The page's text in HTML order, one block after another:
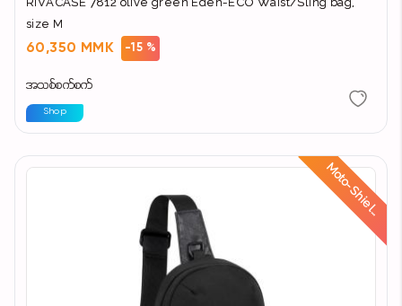
RIVACASE 7812 olive green Eden-ECO Waist/Sling bag,
size M
60,350 MMK -15 %
အသစ်စက်စက်
Shop
d